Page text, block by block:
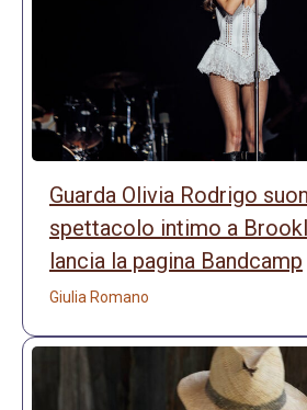
Guarda Olivia Rodrigo
spettacolo intimo a
lancia la pagina Bandcamp
Giulia Romano